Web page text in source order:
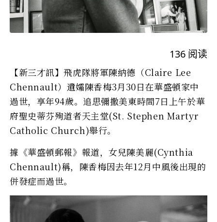
136 阅读
【新三才訊】飛虎隊將軍陳納德（Claire Lee
Chennault）遺孀陳香梅3月30日在華盛頓家中
過世，享年94歲。追思彌撒美東時間7日上午於華
府聖史蒂芬殉道者天主堂(St. Stephen Martyr
Catholic Church)舉行。
據《華盛頓郵報》報道，女兒陳美麗(Cynthia
Chennault)稱，陳香梅因去年12月中風後出現的
併發症而過世。